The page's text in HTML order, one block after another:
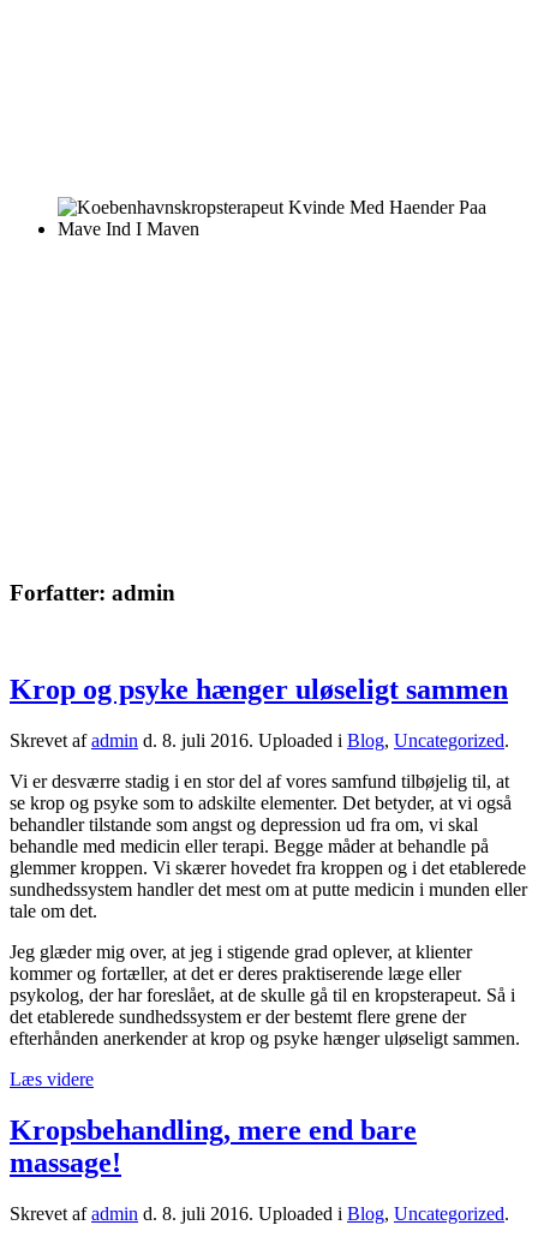
Forfatter: admin
Krop og psyke hænger uløseligt sammen
Skrevet afadmin d. 8. juli 2016. Uploaded i Blog, Uncategorized.
Vi er desværre stadig i en stor del af vores samfund tilbøjelig til, at
se krop og psyke som to adskilte elementer. Det betyder, at vi også
behandler tilstande som angst og depression ud fra om, vi skal
behandle med medicin eller terapi. Begge måder at behandle på
glemmer kroppen. Vi skærer hovedet fra kroppen og i det etablerede
sundhedssystem handler det mest om at putte medicin i munden eller
tale om det.
Jeg glæder mig over, at jeg i stigende grad oplever, at klienter
kommer og fortæller, at det er deres praktiserende læge eller
psykolog, der har foreslået, at de skulle gå til en kropsterapeut. Så i
det etablerede sundhedssystem er der bestemt flere grene der
efterhånden anerkender at krop og psyke hænger uløseligt sammen.
Læs videre
Kropsbehandling, mere end bare
massage!
Skrevet afadmin d. 8. juli 2016. Uploaded i Blog, Uncategorized.